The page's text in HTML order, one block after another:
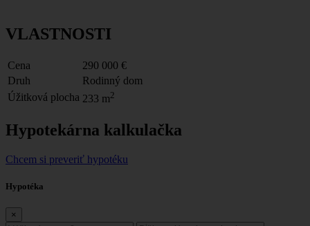
VLASTNOSTI
Cena
290 000 €
Druh
Rodinný dom
Úžitková plocha 233 m2
Hypotekárna kalkulačka
Chcem si preveriť hypotéku
Hypotéka
×